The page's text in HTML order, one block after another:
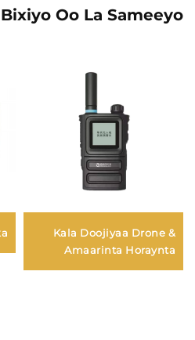
Bixiyo Oo La Sameeyo
Kala Doojiyaa Drone &
Amaarinta Horaynta